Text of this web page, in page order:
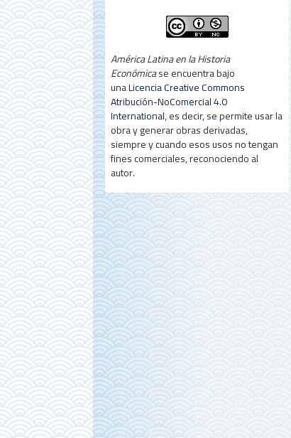
América Latina en la Historia
Económicase encuentra bajo
unaLicencia Creative Commons
Atribución-NoComercial 4.0
International, es decir, se permite usar la
obra y generar obras derivadas,
siempre y cuando esos usos no tengan
fines comerciales, reconociendo al
autor.